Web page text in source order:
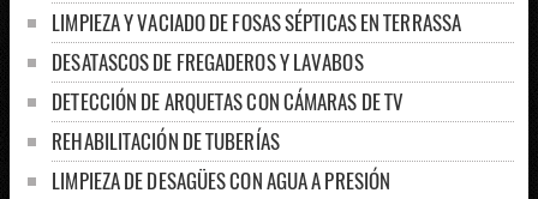
LIMPIEZA Y VACIADO DE FOSAS SÉPTICAS EN TERRASSA
DESATASCOS DE FREGADEROS Y LAVABOS
DETECCIÓN DE ARQUETAS CON CÁMARAS DE TV
REHABILITACIÓN DE TUBERÍAS
LIMPIEZA DE DESAGÜES CON AGUA A PRESIÓN